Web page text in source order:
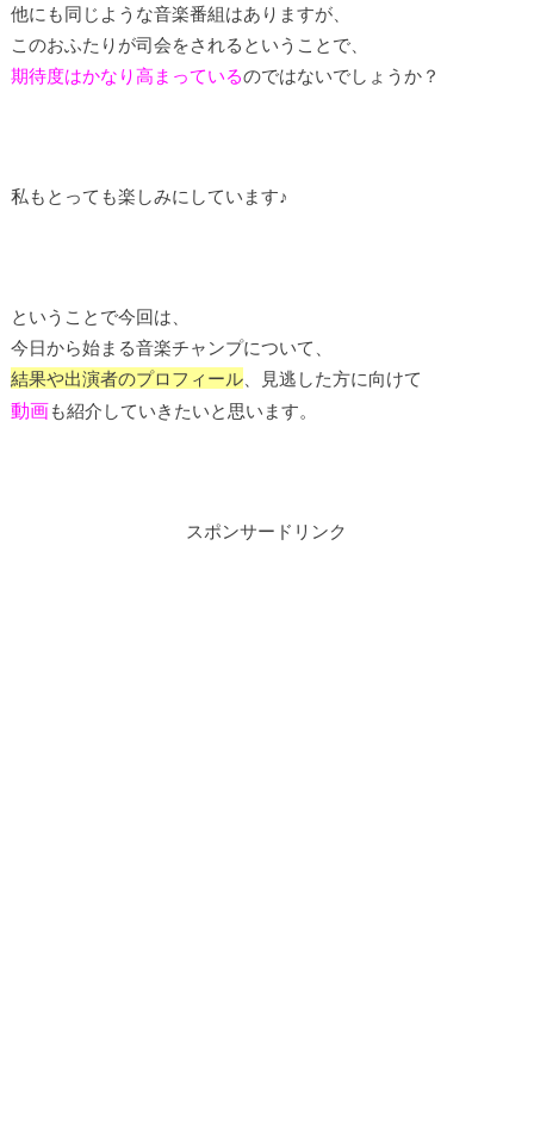
他にも同じような音楽番組はありますが、
このおふたりが司会をされるということで、
期待度はかなり高まっているのではないでしょうか？
私もとっても楽しみにしています♪
ということで今回は、
今日から始まる音楽チャンプについて、
結果や出演者のプロフィール、見逃した方に向けて
動画も紹介していきたいと思います。
スポンサードリンク